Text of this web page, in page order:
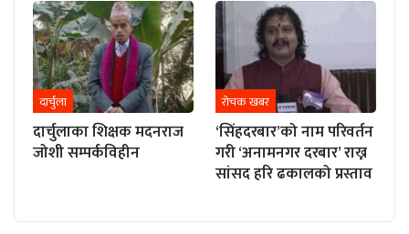
दार्चुला
दार्चुलाका शिक्षक मदनराज
जोशी सम्पर्कविहीन
रोचक खबर
‘सिंहदरबार’को नाम परिवर्तन
गरी ‘अनामनगर दरबार’ राख्न
सांसद हरि ढकालको प्रस्ताव